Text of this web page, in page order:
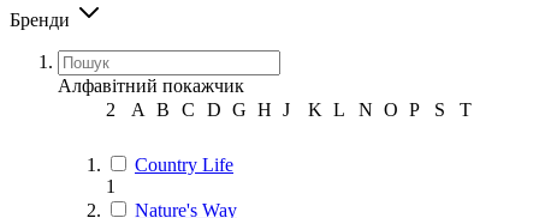
Бренди
Алфавітний покажчик
2
A B C D G H J K L N O P S T
Country Life
1
Nature's Way